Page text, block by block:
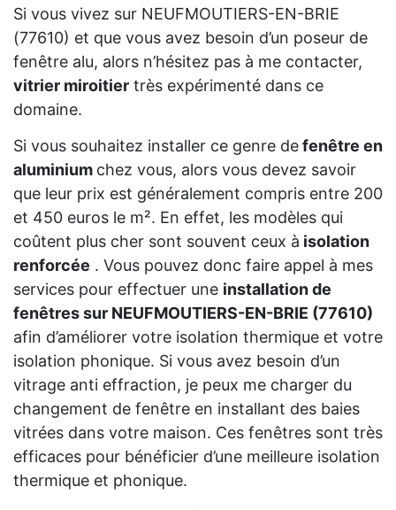
Si vous vivez sur NEUFMOUTIERS-EN-BRIE
(77610) et que vous avez besoin d’un poseur de
fenêtre alu, alors n’hésitez pas à me contacter,
vitrier miroitier très expérimenté dans ce
domaine.
Si vous souhaitez installer ce genre defenêtre en
aluminium chez vous, alors vous devez savoir
que leur prix est généralement compris entre 200
et 450 euros le m². En effet, les modèles qui
coûtent plus cher sont souvent ceux à isolation
renforcée . Vous pouvez donc faire appel à mes
services pour effectuer une installation de
fenêtres sur NEUFMOUTIERS-EN-BRIE (77610)
afin d’améliorer votre isolation thermique et votre
isolation phonique. Si vous avez besoin d’un
vitrage anti effraction, je peux me charger du
changement de fenêtre en installant des baies
vitrées dans votre maison. Ces fenêtres sont très
efficaces pour bénéficier d’une meilleure isolation
thermique et phonique.